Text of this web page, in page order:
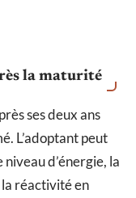
la maturité
ses deux ans
L’adoptant peut
d’énergie, la
réactivité en